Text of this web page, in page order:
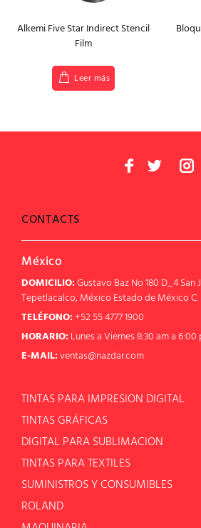
Alkemi Five Star Indirect Stencil
Film
Leer más
CONTACTS
México
DOMICILIO:Gustavo Baz No 180 D_4 San
Tepetlacalco, México Estado de México C.
TELÉFONO:+52 55 4777 1900
HORARIO: Lunes a Viernes 8:30 am a 6:00
E-MAIL:ventas@nazdar.com
TINTAS PARA IMPRESION DIGITAL
TINTAS GRÁFICAS
DIGITAL PARA SUBLIMACION
TINTAS PARA TEXTILES
SUMINISTROS Y CONSUMIBLES
ROLAND